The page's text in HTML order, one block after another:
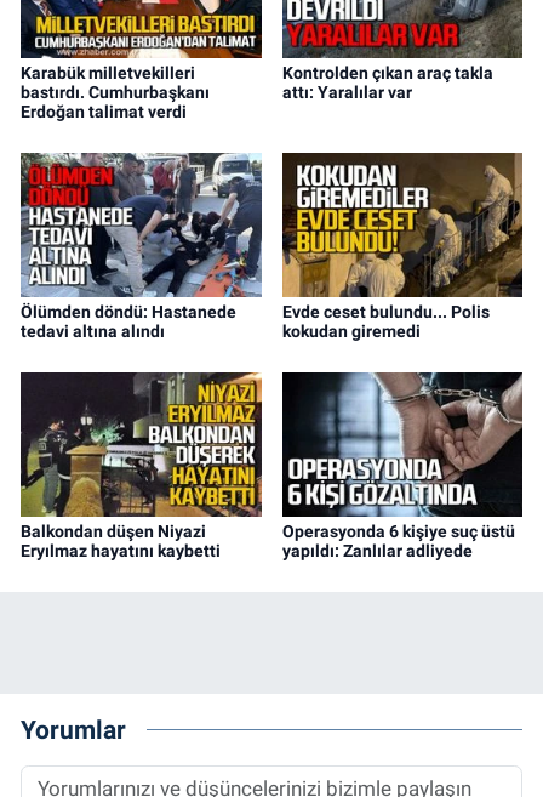
Karabük milletvekilleri
bastırdı. Cumhurbaşkanı
Erdoğan talimat verdi
Kontrolden çıkan araç takla
attı: Yaralılar var
Ölümden döndü: Hastanede
tedavi altına alındı
Evde ceset bulundu... Polis
kokudan giremedi
Balkondan düşen Niyazi
Eryılmaz hayatını kaybetti
Operasyonda 6 kişiye suç üstü
yapıldı: Zanlılar adliyede
Yorumlar